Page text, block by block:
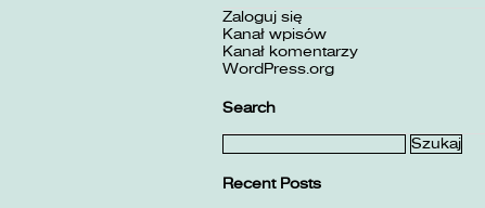
Zaloguj się
Kanał wpisów
Kanał komentarzy
WordPress.org
Search
Szukaj:
Recent Posts